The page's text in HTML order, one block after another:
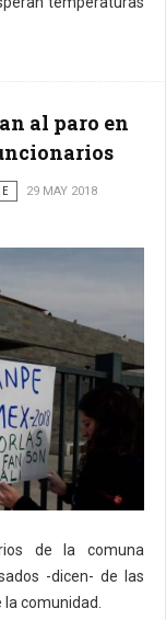
al paro en
29 MAY 2018
de la comuna
-dicen- de las
comunidad.